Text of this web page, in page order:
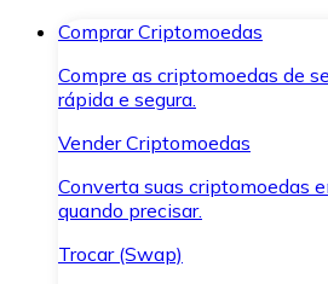
Comprar Criptomoedas
Compre as criptomoedas de
rápida e segura.
Vender Criptomoedas
Converta suas criptomoedas
quando precisar.
Trocar (Swap)